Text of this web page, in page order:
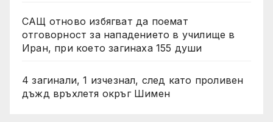
САЩ отново избягват да поемат
отговорност за нападението в училище в
Иран, при което загинаха 155 души
4 загинали, 1 изчезнал, след като проливен
дъжд връхлетя окръг Шимен